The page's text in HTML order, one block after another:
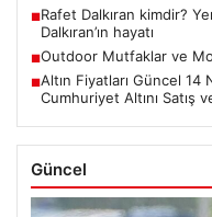
■Rafet Dalkıran kimdir?
Dalkıran’ın hayatı
■Outdoor Mutfaklar ve
■Altın Fiyatları Güncel
Cumhuriyet Altını Satış
Güncel